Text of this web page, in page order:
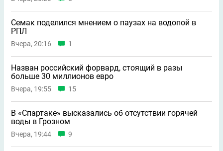
Семак поделился мнением о паузах на водопой в
РПЛ
Вчера, 20:16 1
Назван российский форвард, стоящий в разы
больше 30 миллионов евро
Вчера, 19:55 15
В «Спартаке» высказались об отсутствии горячей
воды в Грозном
Вчера, 19:44 9